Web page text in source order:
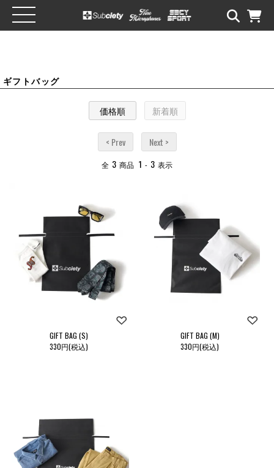
ギフトバッグ
価格順 新着順
< Prev Next >
全 3 商品 1 - 3 表示
GIFT BAG (S)
330円(税込)
GIFT BAG (M)
330円(税込)